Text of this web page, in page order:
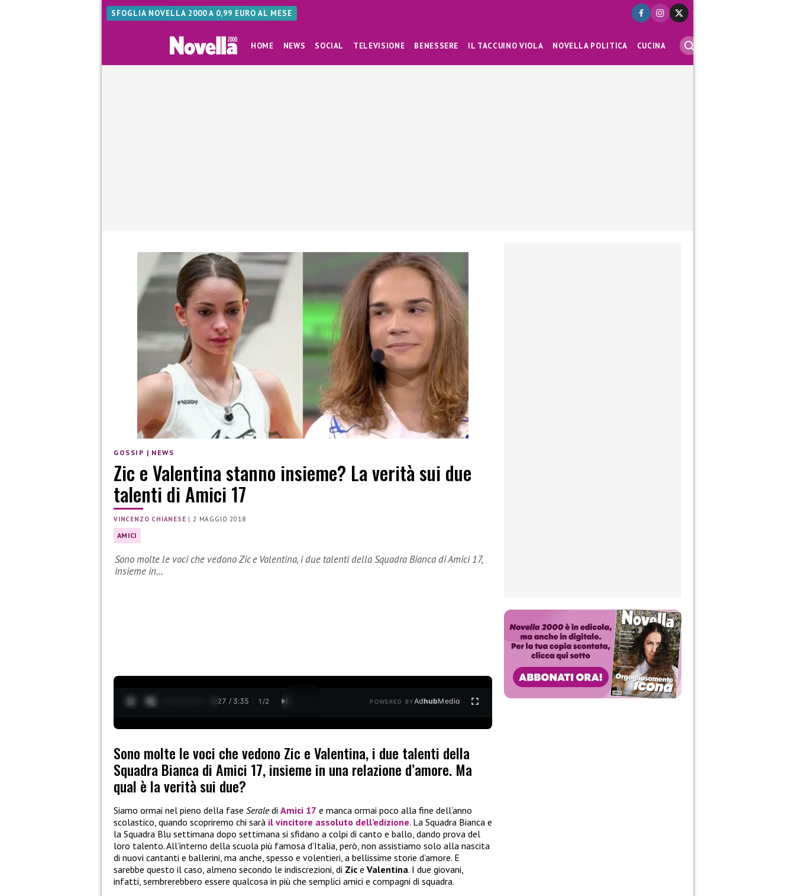
SFOGLIA NOVELLA 2000 A 0,99 EURO AL MESE
HOME NEWS SOCIAL TELEVISIONE BENESSERE IL TACCUINO VIOLA NOVELLA POLITICA CUCINA
GOSSIP | NEWS
Zic e Valentina stanno insieme? La verità sui due
talenti di Amici 17
VINCENZO CHIANESE |2 MAGGIO 2018
AMICI
Sono molte le voci che vedono Zic e Valentina, i due talenti della Squadra Bianca di Amici 17,
insieme in…
0:29 / 3:35 1 /2 POWERED BYAdhubMedia
Sono molte le voci che vedono Zic e Valentina, i due talenti della
Squadra Bianca di Amici 17, insieme in una relazione d’amore. Ma
qual è la verità sui due?
Siamo ormai nel pieno della fase Seraledi Amici 17 e manca ormai poco alla fine dell’anno
scolastico, quando scopriremo chi sarà il vincitore assoluto dell’edizione. La Squadra Bianca e
la Squadra Blu settimana dopo settimana si sfidano a colpi di canto e ballo, dando prova del
loro talento. All’interno della scuola più famosa d’Italia, però, non assistiamo solo alla nascita
di nuovi cantanti e ballerini, ma anche, spesso e volentieri, a bellissime storie d’amore. E
sarebbe questo il caso, almeno secondo le indiscrezioni, di Zic e Valentina. I due giovani,
infatti, sembrerebbero essere qualcosa in più che semplici amici e compagni di squadra.